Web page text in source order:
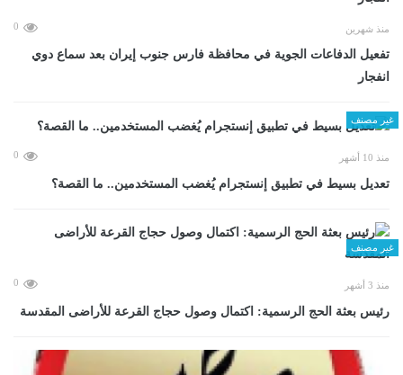
منذ شهرين 0
تفعيل الدفاعات الجوية في محافظة فارس جنوب إيران بعد سماع دوي
انفجار
غير مصنف
منذ 10 أشهر 0
تعديل بسيط في تطبيق إنستجرام يُغضب المستخدمين.. ما القصة؟
غير مصنف
منذ 3 أشهر 0
رئيس بعثة الحج الرسمية: اكتمال وصول حجاج القرعة للأراضى المقدسة